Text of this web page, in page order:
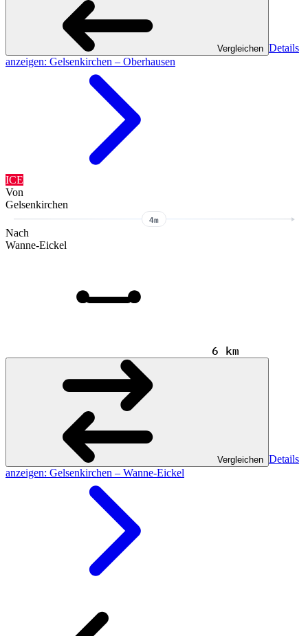
Vergleichen Details
anzeigen: Gelsenkirchen – Oberhausen
ICE
Von
Gelsenkirchen
4m
Nach
Wanne-Eickel
6 km
Vergleichen Details
anzeigen: Gelsenkirchen – Wanne-Eickel